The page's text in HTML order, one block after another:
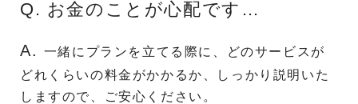
Q. お金のことが心配です…
A.
一緒にプランを立てる際に、どのサービスが
どれくらいの料金がかかるか、しっかり説明いた
しますので、ご安心ください。